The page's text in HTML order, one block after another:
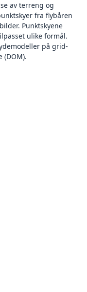
av terreng og
fra flybåren
Punktskyene
ulike formål.
på grid-
(DOM).